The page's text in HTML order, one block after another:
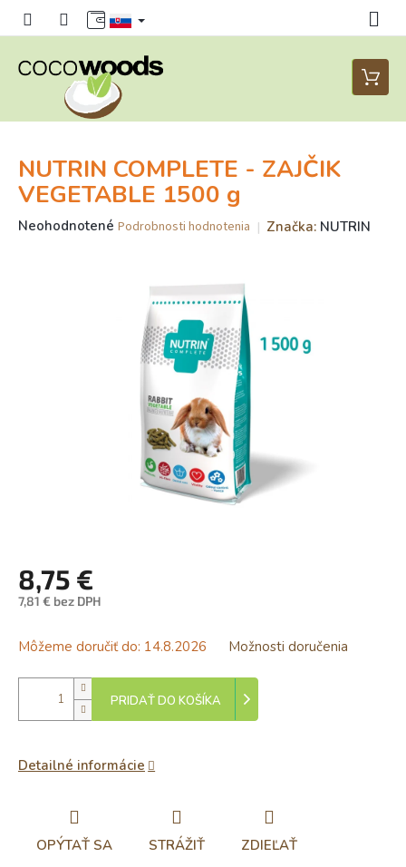
košík
NUTRIN COMPLETE - ZAJČIK
VEGETABLE 1500 g
Priemerné
Neohodnotené Podrobnosti hodnotenia Značka: NUTRIN
8,75 €
7,81 € bez DPH
cena:
Môžeme doručiť do: 14.8.2026 Možnosti doručenia
PRIDAŤ DO KOŠÍKA
Detailné informácie
OPÝTAŤ SA STRÁŽIŤ ZDIEĽAŤ